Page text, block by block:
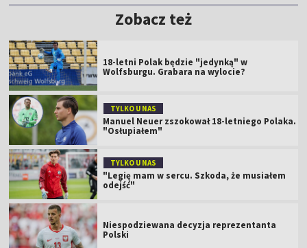
Zobacz też
18-letni Polak będzie "jedynką" w
Wolfsburgu. Grabara na wylocie?
TYLKO U NAS
Manuel Neuer zszokował 18-letniego Polaka.
"Osłupiałem"
TYLKO U NAS
"Legię mam w sercu. Szkoda, że musiałem
odejść"
Niespodziewana decyzja reprezentanta
Polski